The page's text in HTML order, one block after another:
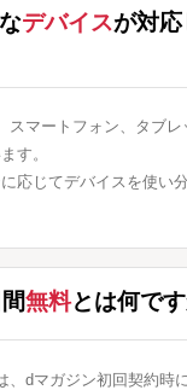
デバイスが対
スマートフォン、タブレ
す。
応じてデバイスを使い
無料とは何で
、dマガジン初回契約時